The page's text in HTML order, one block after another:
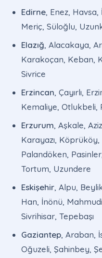
Edirne, Enez,
Meriç, Süloğlu,
Elazığ, Alacakaya,
Karakoçan, Keban,
Sivrice
Erzincan, Çayırlı,
Kemaliye, Otlukbeli,
Erzurum, Aşkale,
Karayazı,
Palandöken,
Tortum, Uzundere
Eskişehir, Alpu,
Han, İnönü,
Sivrihisar, Tepebaşı
Gaziantep, Araban,
Oğuzeli, Şahinbey,